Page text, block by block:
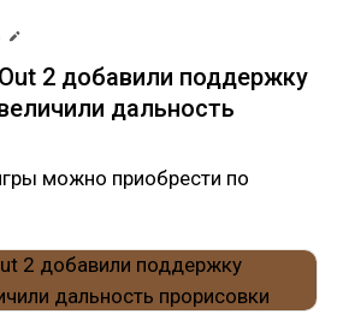
2 добавили поддержку
дальность
можно приобрести по